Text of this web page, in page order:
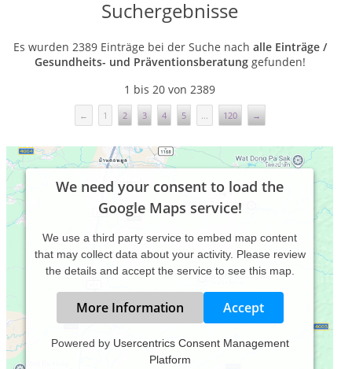
Suchergebnisse
Es wurden 2389 Einträge bei der Suche nach alle Einträge /
Gesundheits- und Präventionsberatunggefunden!
1 bis 20 von 2389
← 1 2 3 4 5 ... 120 →
We need your consent to load the
Google Maps service!
We use a third party service to embed map content
that may collect data about your activity. Please review
the details and accept the service to see this map.
More Information Accept
Powered by Usercentrics Consent Management
Platform
Praxis für Prävention und
therapeutische Begleitung Praeflexion